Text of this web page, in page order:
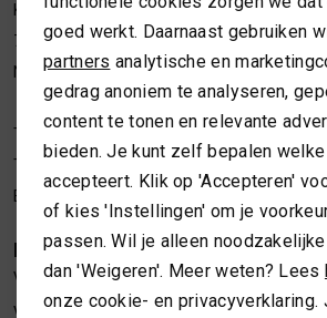
MUTSEN
REGENLAARZEN
ROKKEN
SCHOENEN
SOKKEN
T-SHIRTS
TASSEN EN RUGZAKKEN
Kleine Overstraat 36a
7411 JM Deventer
Nederland
Telefoon webshop
Telefoon winkel
06 34373619
E-mailadres
KLANTENSERVICE
Vacatures
Verzenden en retourneren
Analytische cookies
Marketing cookies
goed werkt. Daarnaast gebruiken
partners analytische en
gedrag anoniem te analyseren,
content te tonen en relevante
bieden. Je kunt zelf bepalen
accepteert. Klik op 'Accepteren'
of kies 'Instellingen' om je
passen. Wil je alleen
dan 'Weigeren'. Meer weten? Lees
onze cookie- en privacyverklaring.